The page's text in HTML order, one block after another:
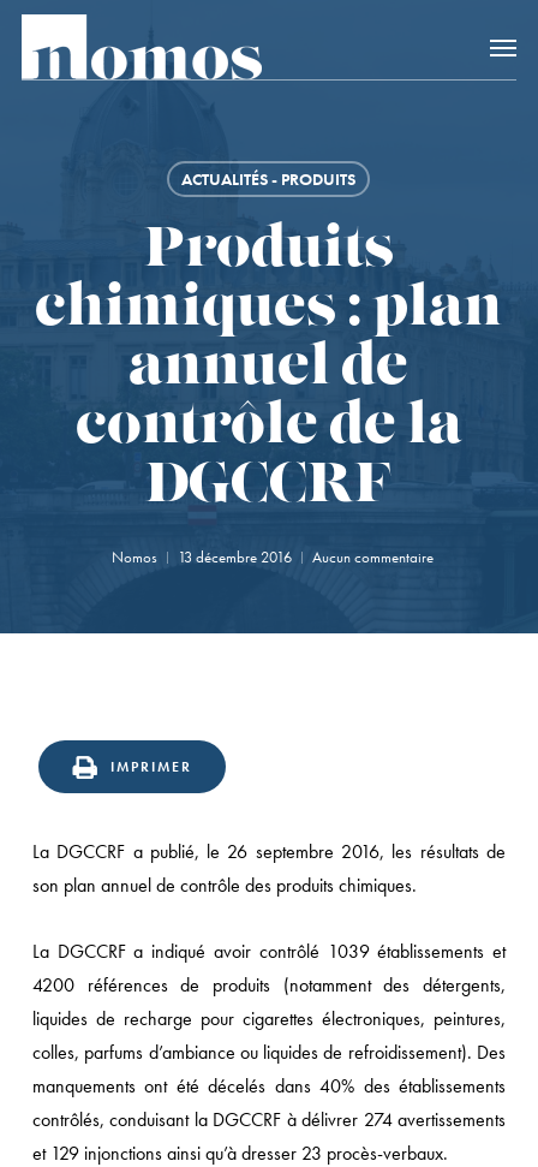
Skip
main
Accès rapide
ACTUALITÉS - PRODUITS
Produits
chimiques : plan
annuel de
contrôle de la
DGCCRF
Nomos 13 décembre 2016 Aucun commentaire
IMPRIMER
La DGCCRF a publié, le 26 septembre 2016, les résultats de
son plan annuel de contrôle des produits chimiques.
La DGCCRF a indiqué avoir contrôlé 1039 établissements et
4200 références de produits (notamment des détergents,
liquides de recharge pour cigarettes électroniques, peintures,
colles, parfums d’ambiance ou liquides de refroidissement). Des
manquements ont été décelés dans 40% des établissements
contrôlés, conduisant la DGCCRF à délivrer 274 avertissements
et 129 injonctions ainsi qu’à dresser 23 procès-verbaux.